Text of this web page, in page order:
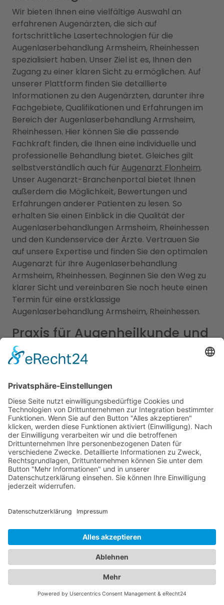
Wir bieten Ihnen eine vielfältige Auswahl an
erfahrenen Augenärzten, die sich auf
fortschrittliche Lasertechnologien für die
Augenlaserbehandlung Armsheim, Rheinhessen
spezialisiert haben. Unser Ziel ist es, Ihnen den
Zugang zu einer klaren Sicht zu ermöglichen. Auf
unserer Plattform finden Sie detaillierte
Informationen zu den Augenärzten, darunter ihre
Fachgebiete, Qualifikationen und Erfahrungen im
Bereich der Augenlaserbehandlung Armsheim,
Rheinhessen. Hier können Sie die passende
Fachkraft finden, die Ihnen eine individuelle und
professionelle Behandlung bietet. Gleiches gilt
selbstverständlich auch für Augenarzt Flonheim.
Unser Augenarzt-Branchenportal bietet Ihnen
außerdem die Möglichkeit, Bewertungen und
Erfahrungen anderer Patienten zu lesen. So
erhalten Sie einen Einblick in die Qualität der
Augenlaserbehandlungen Armsheim, Rheinhessen
und den Kundenservice der Ärzte. Vertrauen Sie
auf unsere Expertise und finden Sie den optimalen
Augenarzt für Ihre Augenlaserbehandlung
Armsheim, Rheinhessen. Beginnen Sie den Weg zu
klarer Sicht und vereinbaren Sie noch heute einen
Termin für eine erstklassige
Augenlaserbehandlung Armsheim, Rheinhessen.
Praxis für Augenheilkunde und
Kindermedizin in Armsheim,
Rheinhessen: Spezialisierte
Bei uns finden Sie eine breite Auswahl an
hochqualifizierten Augenärzten und Kinderärzten
in Armsheim, Rheinhessen, die Ihnen die
bestmögliche medizinische Versorgung bieten.
Unsere Augenärzte sind Experten auf ihrem Gebiet
und verfügen über langjährige Erfahrung in der
Diagnose, Behandlung und Pflege von
Augenerkrankungen. Sie verwenden modernste
Technologien und bieten eine Vielzahl von
Augenlaserbehandlungen, Brillen- und
Kontaktlinsenanpassungen sowie die Behandlung
von Augenerkrankungen bei Erwachsenen. Für
unsere jüngsten Patienten bieten wir eine
sorgfältig ausgewählte Liste von Kinderärzten, die
sich auf die einzigartigen Bedürfnisse von Kindern
spezialisiert haben. Diese Ärzte bieten
Vorsorgeuntersuchungen, Impfungen,